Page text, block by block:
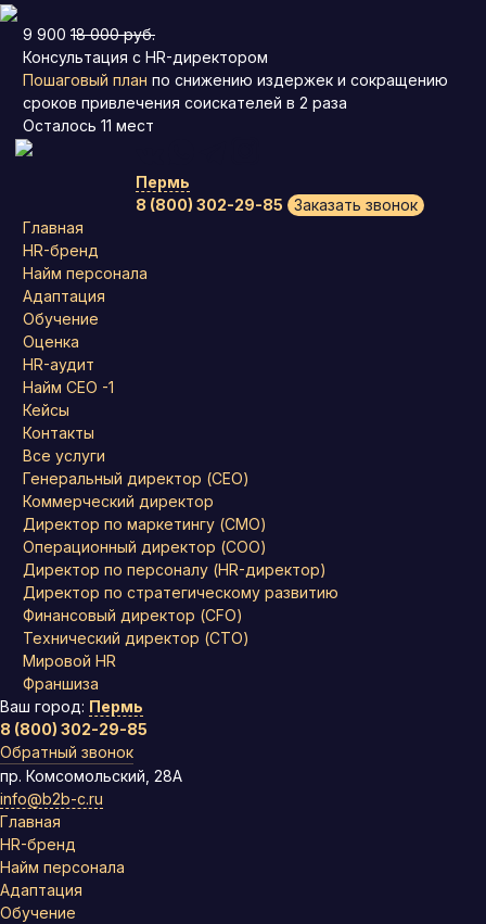
9 900 18 000 руб.
Консультация с HR-директором
Пошаговый план по снижению издержек и сокращению
сроков привлечения соискателей в 2 раза
Осталось 11 мест
Пермь
8 (800) 302-29-85
Заказать звонок
Главная
HR-бренд
Найм персонала
Адаптация
Обучение
Оценка
HR-аудит
Найм СЕО -1
Кейсы
Контакты
Все услуги
Генеральный директор (CEO)
Коммерческий директор
Директор по маркетингу (CMO)
Операционный директор (COO)
Директор по персоналу (HR-директор)
Директор по стратегическому развитию
Финансовый директор (CFO)
Технический директор (CTO)
Мировой HR
Франшиза
Ваш город: Пермь
8 (800) 302-29-85
Обратный звонок
пр. Комсомольский, 28А
info@b2b-c.ru
Главная
HR-бренд
Найм персонала
Адаптация
Обучение